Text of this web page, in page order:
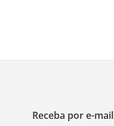
Receba por e-